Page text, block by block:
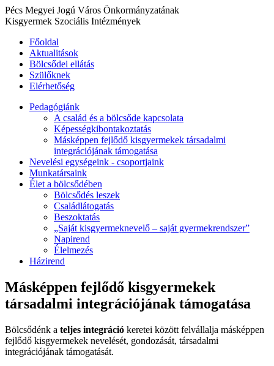
Pécs Megyei Jogú Város Önkormányzatának
Kisgyermek Szociális Intézmények
Főoldal
Aktualitások
Bölcsődei ellátás
Szülőknek
Elérhetőség
Pedagógiánk
A család és a bölcsőde kapcsolata
Képességkibontakoztatás
Másképpen fejlődő kisgyermekek társadalmi
integrációjának támogatása
Nevelési egységeink - csoportjaink
Munkatársaink
Élet a bölcsődében
Bölcsődés leszek
Családlátogatás
Beszoktatás
„Saját kisgyermeknevelő – saját gyermekrendszer”
Napirend
Élelmezés
Házirend
Másképpen fejlődő kisgyermekek
társadalmi integrációjának támogatása
Bölcsődénk a teljes integráció keretei között felvállalja másképpen
fejlődő kisgyermekek nevelését, gondozását, társadalmi
integrációjának támogatását.